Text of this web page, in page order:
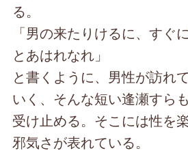
る。
「男の来たりけるに、すぐ
とあはれなれ」
と書くように、男性が訪れ
いく、そんな短い逢瀬すら
受け止める。そこには性を
邪気さが表れている。